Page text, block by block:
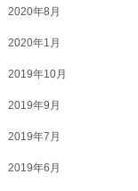
2020年8月
2020年1月
2019年10月
2019年9月
2019年7月
2019年6月